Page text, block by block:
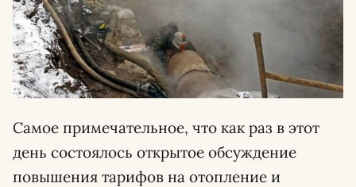
Самое примечательное, что как раз в этот
день состоялось открытое обсуждение
повышения тарифов на отопление и